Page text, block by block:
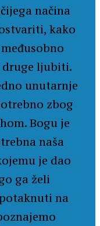
načina
kako
druge ljubiti.
unutarnje
zbog
Bogu je
naša
je dao
ga želi
na